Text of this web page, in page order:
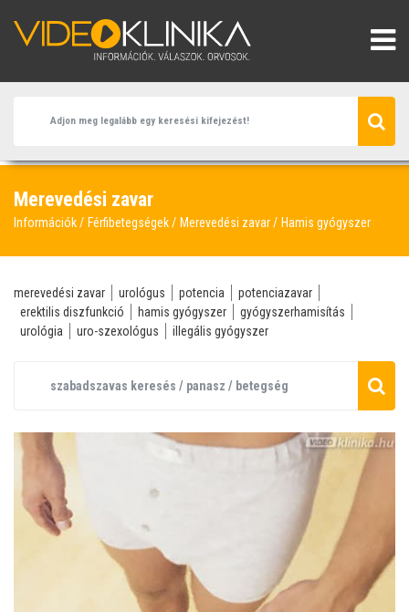
Merevedési zavar
Információk Férfibetegségek Merevedési zavar Hamis gyógyszer
merevedési zavar urológus potencia
potenciazavar
erektilis diszfunkció
hamis gyógyszer
gyógyszerhamisítás
urológia
uro-szexológus illegális gyógyszer